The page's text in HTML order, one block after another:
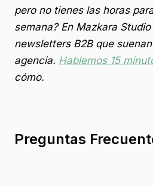
pero no tienes las horas
semana? En Mazkara
newsletters B2B que
agencia. Hablemos 15
cómo.
Preguntas